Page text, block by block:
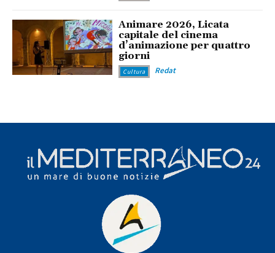
Animare 2026, Licata
capitale del cinema
d’animazione per quattro
giorni
Cultura Redat